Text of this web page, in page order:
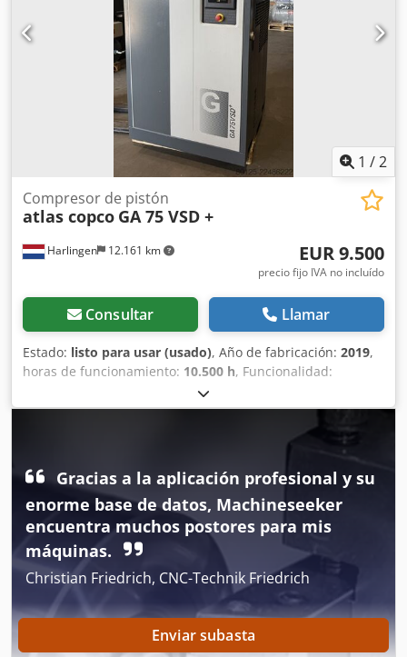
1 /2
Harlingen 12.161 km
Compresor de pistón
atlas copco GA 75 VSD +
EUR 9.500
precio fijo IVA no incluído
Consultar Llamar
Estado: listo para usar (usado), Año de fabricación: 2019,
horas de funcionamiento: 10.500 h, Funcionalidad:
, peso total:
(101,97 CV), caudal volumétrico:476 m³/h, presión (máx.):
, Equipamiento:
documentación / manual, placa de características
disponible
funcionamiento, 75 kW, con control de frecuencia. Dcodpfx
Ajzrihrokkek
Gracias a la aplicación profesional y su
enorme base de datos, Machineseeker
encuentra muchos postores para mis
máquinas.
Christian Friedrich, CNC-Technik Friedrich
Enviar subasta